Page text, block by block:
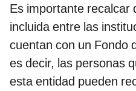
Es importante recalcar
incluida entre las
cuentan con un Fondo
es decir, las personas
esta entidad pueden